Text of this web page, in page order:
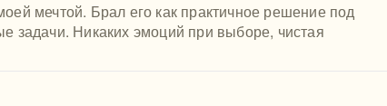
мечтой. Брал его как практичное решение под
задачи. Никаких эмоций при выборе, чистая